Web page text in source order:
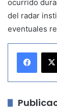
ocurrido
del radar
eventuales